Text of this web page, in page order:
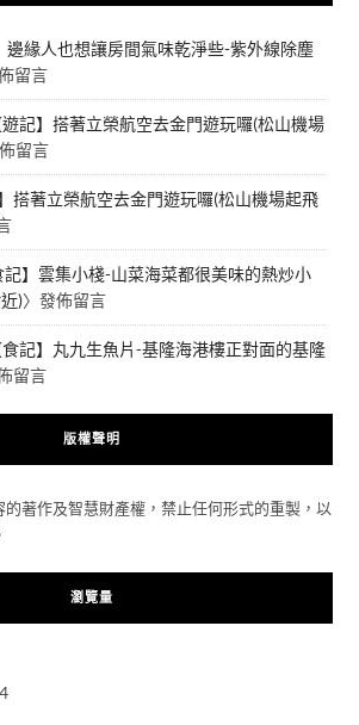
邊緣人也想讓房間氣味乾淨些-紫外線除塵
留言
遊記】搭著立榮航空去金門遊玩囉(松山機場
留言
】搭著立榮航空去金門遊玩囉(松山機場起飛
記】雲集小棧-山菜海菜都很美味的熱炒小
)〉發佈留言
食記】丸九生魚片-基隆海港樓正對面的基隆
留言
版權聲明
著作及智慧財產權，禁止任何形式的重製，以
瀏覽量